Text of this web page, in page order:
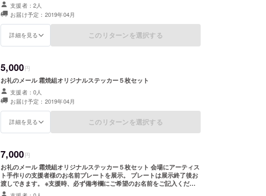
支援者：2人
お届け予定：2019年04月
詳細を見る このリターンを選択する
5,000円
お礼のメール 霜焼組オリジナルステッカー５枚セット
支援者：0人
お届け予定：2019年04月
詳細を見る このリターンを選択する
7,000円
お礼のメール 霜焼組オリジナルステッカー５枚セット 会場にアーティス
ト手作りの支援者様のお名前プレートを展示。 プレートは展示終了後お
渡しできます。 ※支援時、必ず備考欄にご希望のお名前をご記入くださ
い。記入のない場合はCAMPFIREのユーザー名を掲載いたします。ご了